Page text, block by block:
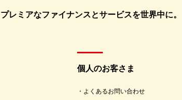
プレミアなファイナンスとサービスを世界中に。
個人のお客さま
よくあるお問い合わせ